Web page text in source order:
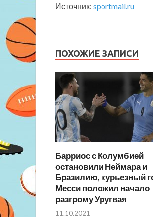
Источник: sportmail.ru
ПОХОЖИЕ ЗАПИСИ
Барриос с Колумбией
остановили Неймара и
Бразилию, курьезный
Месси положил начало
разгрому Уругвая
11.10.2021